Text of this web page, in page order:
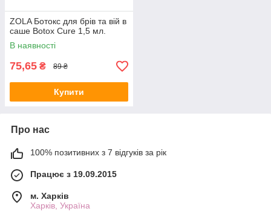
ZOLA Ботокс для брів та вій в
саше Botox Cure 1,5 мл.
В наявності
75,65 ₴ 89 ₴
Купити
Про нас
100% позитивних з 7 відгуків за рік
Працює з 19.09.2015
м. Харків
Харків, Україна